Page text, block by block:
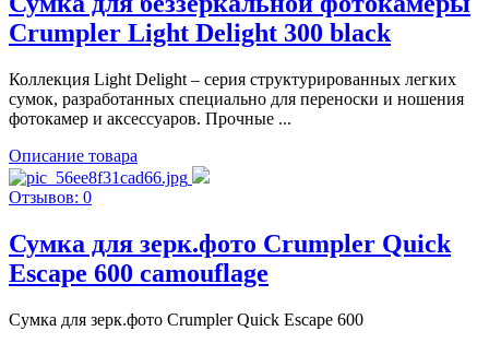
Crumpler Light Delight 300 black
Коллекция Light Delight – серия структурированных легких
сумок, разработанных специально для переноски и ношения
фотокамер и аксессуаров. Прочные ...
Описание товара
Отзывов: 0
Сумка для зерк.фото Crumpler Quick
Escape 600 camouflage
Сумка для зерк.фото Crumpler Quick Escape 600